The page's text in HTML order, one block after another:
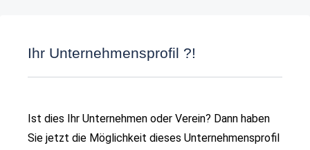
Ihr Unternehmensprofil ?!
Ist dies Ihr Unternehmen oder Verein? Dann haben
Sie jetzt die Möglichkeit dieses Unternehmensprofil